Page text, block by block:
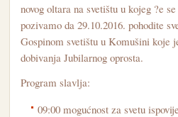
novog oltara na svetištu u kojeg ?e
pozivamo da 29.10.2016. pohodite
Gospinom svetištu u Komušini koje
dobivanja Jubilarnog oprosta.
Program slavlja:
09:00 mogućnost za svetu